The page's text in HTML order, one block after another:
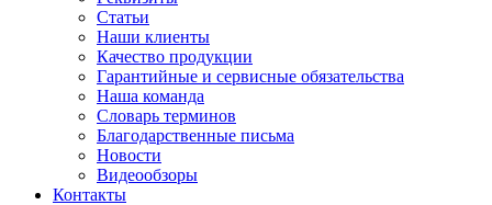
Статьи
Наши клиенты
Качество продукции
Гарантийные и сервисные обязательства
Наша команда
Словарь терминов
Благодарственные письма
Новости
Видеообзоры
Контакты